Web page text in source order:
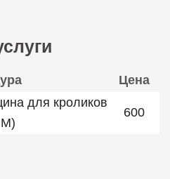
Цена
для кроликов
М)
600